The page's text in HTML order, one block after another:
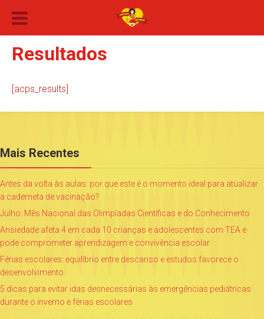
Resultados
[acps_results]
Mais Recentes
Antes da volta às aulas: por que este é o momento ideal para atualizar
a caderneta de vacinação?
Julho: Mês Nacional das Olimpíadas Científicas e do Conhecimento
Ansiedade afeta 4 em cada 10 crianças e adolescentes com TEA e
pode comprometer aprendizagem e convivência escolar
Férias escolares: equilíbrio entre descanso e estudos favorece o
desenvolvimento
5 dicas para evitar idas desnecessárias às emergências pediátricas
durante o inverno e férias escolares